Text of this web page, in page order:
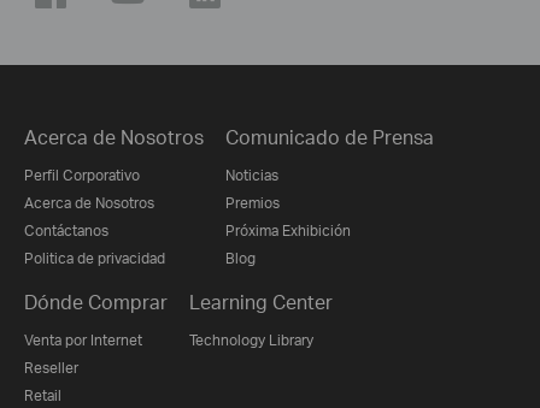
Acerca de Nosotros
Perfil Corporativo
Acerca de Nosotros
Contáctanos
Politica de privacidad
Comunicado de Prensa
Noticias
Premios
Próxima Exhibición
Blog
Dónde Comprar
Venta por Internet
Reseller
Retail
Learning Center
Technology Library